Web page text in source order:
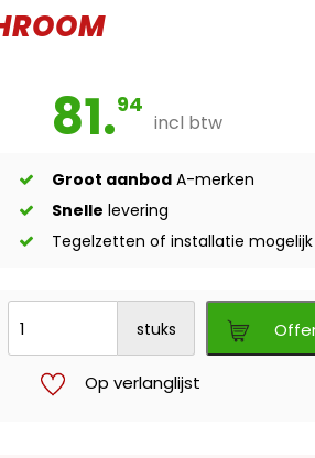
81.94
incl btw
Groot aanbod A-merken
Snelle levering
Tegelzetten of installatie mogelijk
stuks
Op verlanglijst